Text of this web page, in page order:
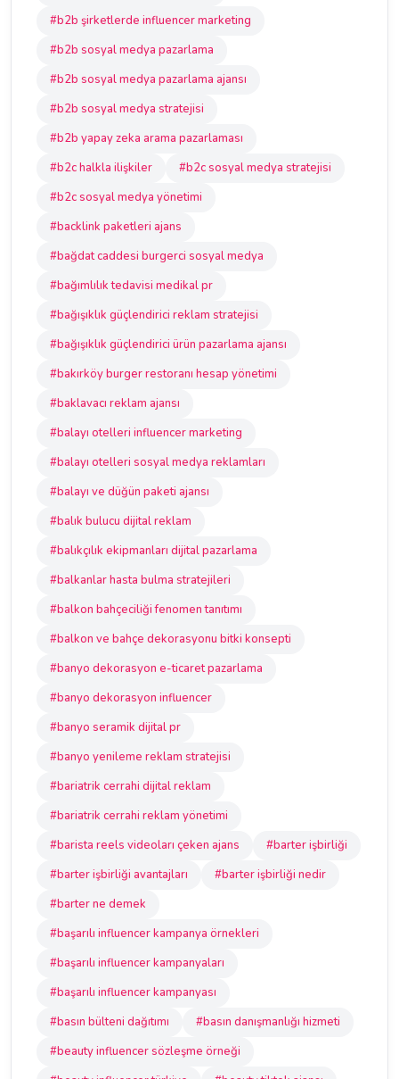
#b2b şirketlerde influencer marketing
#b2b sosyal medya pazarlama
#b2b sosyal medya pazarlama ajansı
#b2b sosyal medya stratejisi
#b2b yapay zeka arama pazarlaması
#b2c halkla ilişkiler
#b2c sosyal medya stratejisi
#b2c sosyal medya yönetimi
#backlink paketleri ajans
#bağdat caddesi burgerci sosyal medya
#bağımlılık tedavisi medikal pr
#bağışıklık güçlendirici reklam stratejisi
#bağışıklık güçlendirici ürün pazarlama ajansı
#bakırköy burger restoranı hesap yönetimi
#baklavacı reklam ajansı
#balayı otelleri influencer marketing
#balayı otelleri sosyal medya reklamları
#balayı ve düğün paketi ajansı
#balık bulucu dijital reklam
#balıkçılık ekipmanları dijital pazarlama
#balkanlar hasta bulma stratejileri
#balkon bahçeciliği fenomen tanıtımı
#balkon ve bahçe dekorasyonu bitki konsepti
#banyo dekorasyon e-ticaret pazarlama
#banyo dekorasyon influencer
#banyo seramik dijital pr
#banyo yenileme reklam stratejisi
#bariatrik cerrahi dijital reklam
#bariatrik cerrahi reklam yönetimi
#barista reels videoları çeken ajans
#barter işbirliği
#barter işbirliği avantajları
#barter işbirliği nedir
#barter ne demek
#başarılı influencer kampanya örnekleri
#başarılı influencer kampanyaları
#başarılı influencer kampanyası
#basın bülteni dağıtımı
#basın danışmanlığı hizmeti
#beauty influencer sözleşme örneği